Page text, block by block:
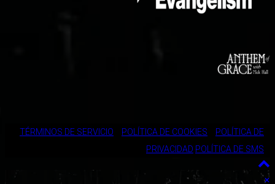
TÉRMINOS DE SERVICIO POLÍTICA DE COOKIES
POLÍTICA DE
PRIVACIDAD POLÍTICA DE SMS
×